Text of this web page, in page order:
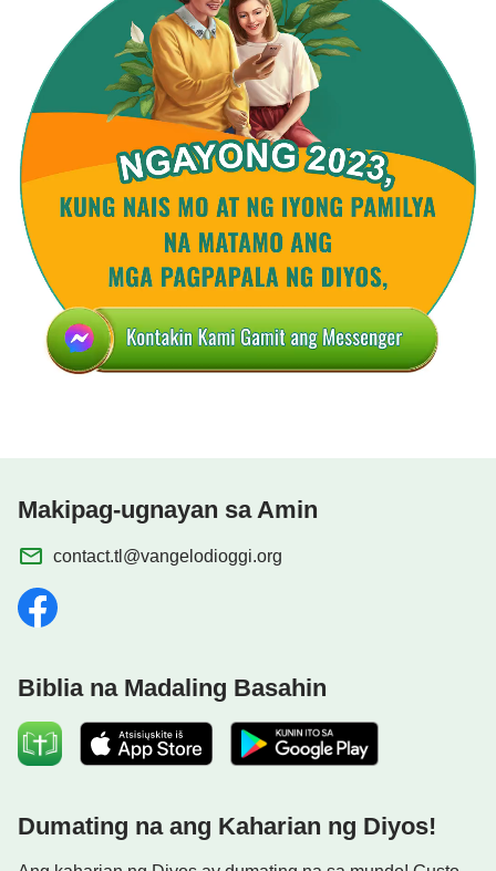
Makipag-ugnayan sa Amin
contact.tl@vangelodioggi.org
Biblia na Madaling Basahin
Dumating na ang Kaharian ng Diyos!